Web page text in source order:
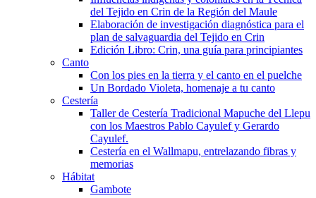
del Tejido en Crin de la Región del Maule
Elaboración de investigación diagnóstica para el
plan de salvaguardia del Tejido en Crin
Edición Libro: Crin, una guía para principiantes
Canto
Con los pies en la tierra y el canto en el puelche
Un Bordado Violeta, homenaje a tu canto
Cestería
Taller de Cestería Tradicional Mapuche del Llepu
con los Maestros Pablo Cayulef y Gerardo
Cayulef.
Cestería en el Wallmapu, entrelazando fibras y
memorias
Hábitat
Gambote